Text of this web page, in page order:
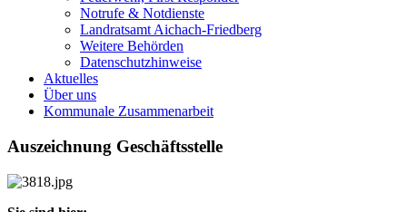
Notrufe & Notdienste
Landratsamt Aichach-Friedberg
Weitere Behörden
Datenschutzhinweise
Aktuelles
Über uns
Kommunale Zusammenarbeit
Auszeichnung Geschäftsstelle